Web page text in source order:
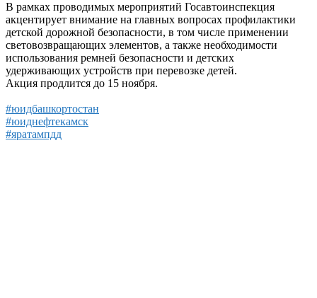
В рамках проводимых мероприятий Госавтоинспекция
акцентирует внимание на главных вопросах профилактики
детской дорожной безопасности, в том числе применении
световозвращающих элементов, а также необходимости
использования ремней безопасности и детских
удерживающих устройств при перевозке детей.
Акция продлится до 15 ноября.
#юидбашкортостан
#юиднефтекамск
#яратампдд